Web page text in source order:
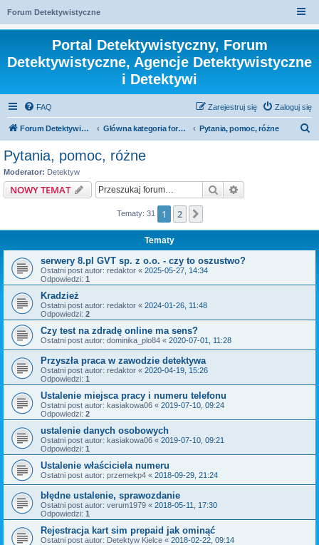
Forum Detektywistyczne
Portal Detektywistyczny, Forum
Detektywistyczne, Agencje Detektywistyczne
i Detektywi
FAQ Zaloguj się
Zarejestruj się
Forum Detektywistyczne, Detektyw Główna kategoria forum Pytania, pomoc, różne
Pytania, pomoc, różne
Moderator: Detektyw
NOWY TEMAT Szukaj
Tematy: 31 1 2
Tematy
serwery 8.pl GVT sp. z o.o. - czy to oszustwo?
Ostatni post autor: redaktor « 2025-05-27, 14:34
Odpowiedzi: 1
Kradzież
Ostatni post autor: redaktor « 2024-01-26, 11:48
Odpowiedzi: 2
Czy test na zdradę online ma sens?
Ostatni post autor: dominika_plo84 « 2020-07-01, 11:28
Przyszła praca w zawodzie detektywa
Ostatni post autor: redaktor « 2020-04-19, 15:26
Odpowiedzi: 1
Ustalenie miejsca pracy i numeru telefonu
Ostatni post autor: kasiakowa06 « 2019-07-10, 09:24
Odpowiedzi: 2
ustalenie danych osobowych
Ostatni post autor: kasiakowa06 « 2019-07-10, 09:21
Odpowiedzi: 1
Ustalenie właściciela numeru
Ostatni post autor: przemekp4 « 2018-09-29, 21:24
błędne ustalenie, sprawozdanie
Ostatni post autor: verum1979 « 2018-05-11, 17:30
Odpowiedzi: 1
Rejestracja kart sim prepaid jak ominąć
Ostatni post autor: Detektyw Kielce « 2018-02-22, 09:14